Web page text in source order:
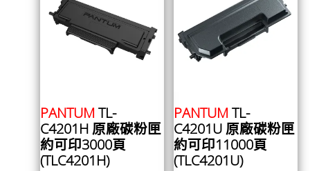
PANTUM TL-
C4201H 原廠碳粉匣
約可印3000頁
(TLC4201H)
PANTUM TL-
C4201U 原廠碳粉匣
約可印11000頁
(TLC4201U)